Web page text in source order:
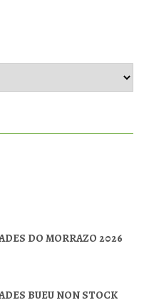
DO MORRAZO 2026
BUEU NON STOCK